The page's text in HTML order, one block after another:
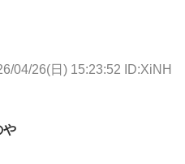
04/26(日) 15:23:52 ID:XiNH
や